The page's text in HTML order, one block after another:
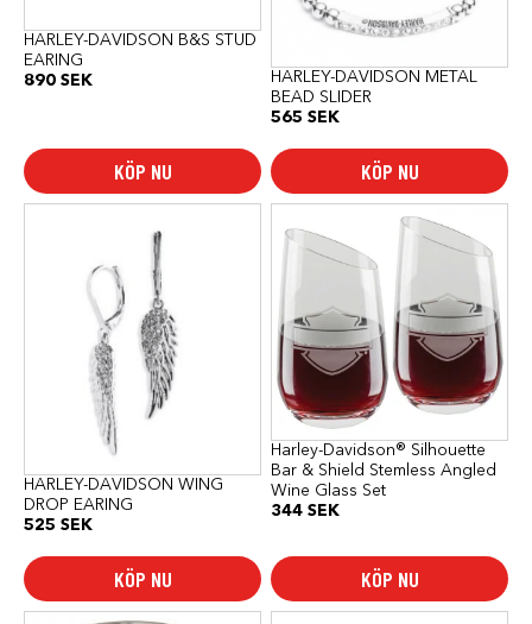
HARLEY-DAVIDSON B&S STUD
EARING
890 SEK
KÖP NU
HARLEY-DAVIDSON METAL
BEAD SLIDER
565 SEK
KÖP NU
HARLEY-DAVIDSON WING
DROP EARING
525 SEK
KÖP NU
Harley-Davidson® Silhouette
Bar & Shield Stemless Angled
Wine Glass Set
344 SEK
KÖP NU